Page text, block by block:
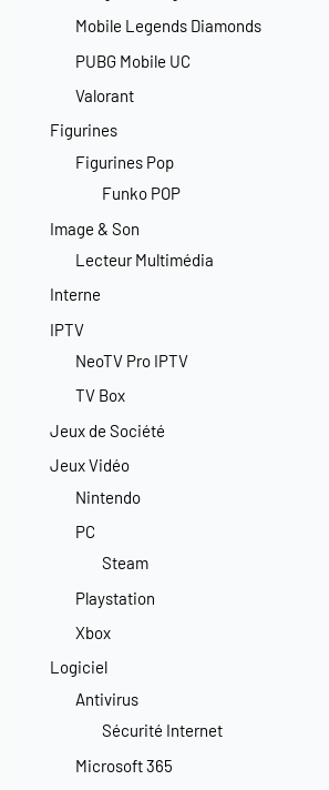
Mobile Legends Diamonds
PUBG Mobile UC
Valorant
Figurines
Figurines Pop
Funko POP
Image & Son
Lecteur Multimédia
Interne
IPTV
NeoTV Pro IPTV
TV Box
Jeux de Société
Jeux Vidéo
Nintendo
PC
Steam
Playstation
Xbox
Logiciel
Antivirus
Sécurité Internet
Microsoft 365